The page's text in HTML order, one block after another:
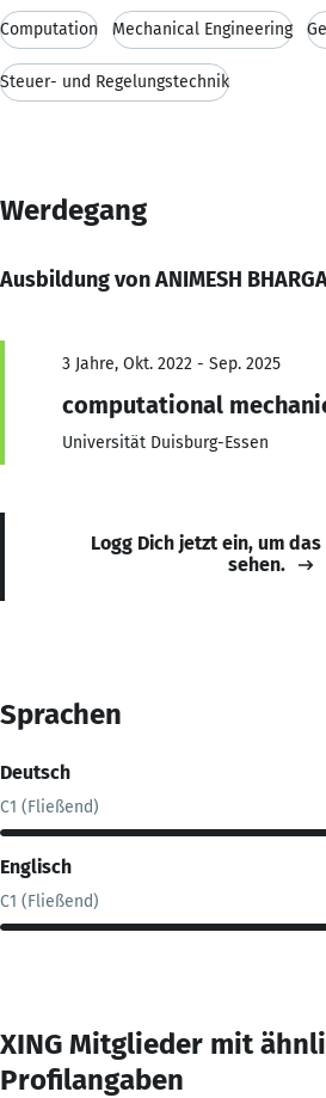
Computation Mechanical Engineering
Steuer- und Regelungstechnik
Werdegang
Ausbildung von ANIMESH
3 Jahre, Okt. 2022 - Sep. 2025
computational
Universität Duisburg-Essen
Logg Dich jetzt ein, um
sehen.
Sprachen
Deutsch
C1 (Fließend)
Englisch
C1 (Fließend)
XING Mitglieder mit
Profilangaben